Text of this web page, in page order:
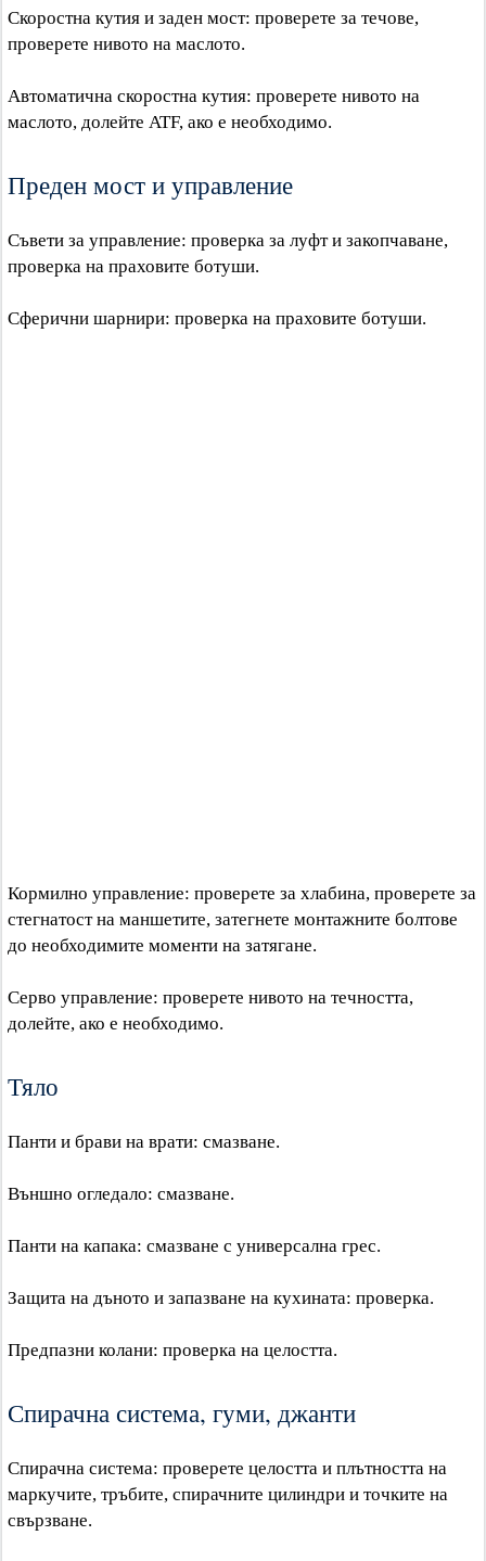
Скоростна кутия и заден мост: проверете за течове,
проверете нивото на маслото.
Автоматична скоростна кутия: проверете нивото на
маслото, долейте ATF, ако е необходимо.
Преден мост и управление
Съвети за управление: проверка за луфт и закопчаване,
проверка на праховите ботуши.
Сферични шарнири: проверка на праховите ботуши.
Кормилно управление: проверете за хлабина, проверете за
стегнатост на маншетите, затегнете монтажните болтове
до необходимите моменти на затягане.
Серво управление: проверете нивото на течността,
долейте, ако е необходимо.
Тяло
Панти и брави на врати: смазване.
Външно огледало: смазване.
Панти на капака: смазване с универсална грес.
Защита на дъното и запазване на кухината: проверка.
Предпазни колани: проверка на целостта.
Спирачна система, гуми, джанти
Спирачна система: проверете целостта и плътността на
маркучите, тръбите, спирачните цилиндри и точките на
свързване.